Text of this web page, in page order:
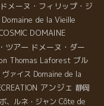
ドメーヌ・フィリップ・ジ
Domaine de la Vieille
DOMAINE
ツアー ドメーヌ・ダー
Thomas Laforest ブル
ヴァイス Domaine de la
アンジェ 静岡
、ルネ・ジャン Côte de